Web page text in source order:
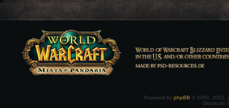
Powered by phpBB © 2000, 2002,
Deutsche